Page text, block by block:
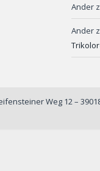
Ander
Ander
Weg 12 –